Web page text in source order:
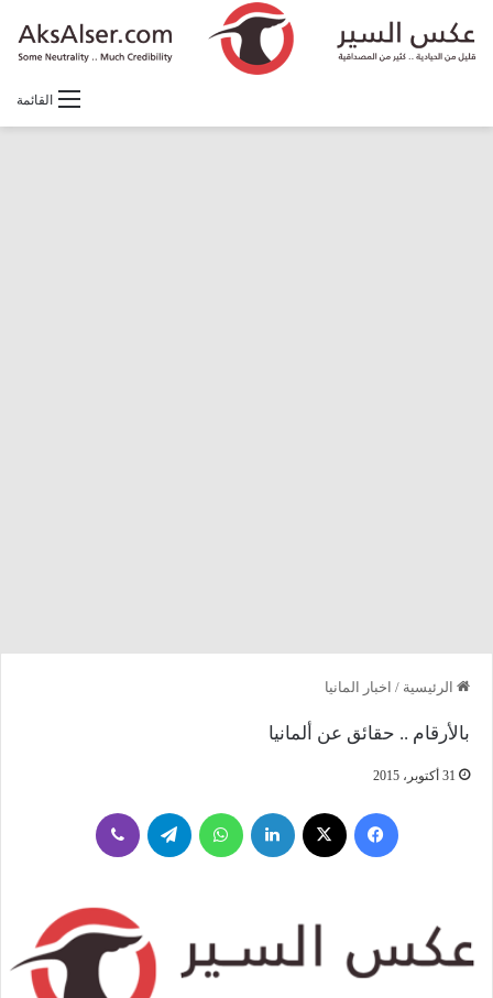
القائمة
الرئيسية / اخبار المانيا
بالأرقام .. حقائق عن ألمانيا
31 أكتوبر، 2015
فيسبوك لينكدإن واتساب تيلقرام